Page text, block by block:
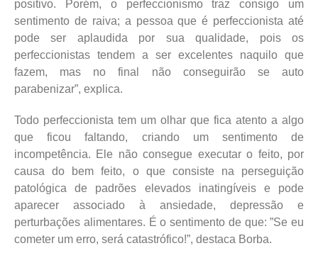
positivo. Porém, o perfeccionismo traz consigo um
sentimento de raiva; a pessoa que é perfeccionista até
pode ser aplaudida por sua qualidade, pois os
perfeccionistas tendem a ser excelentes naquilo que
fazem, mas no final não conseguirão se auto
parabenizar”, explica.
Todo perfeccionista tem um olhar que fica atento a algo
que ficou faltando, criando um sentimento de
incompetência. Ele não consegue executar o feito, por
causa do bem feito, o que consiste na perseguição
patológica de padrões elevados inatingíveis e pode
aparecer associado à ansiedade, depressão e
perturbações alimentares. É o sentimento de que: ”Se eu
cometer um erro, será catastrófico!”, destaca Borba.